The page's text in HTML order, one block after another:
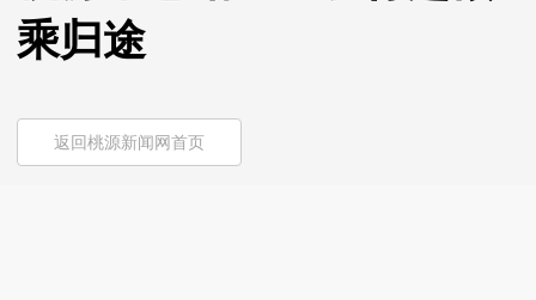
乘归途
返回桃源新闻网首页